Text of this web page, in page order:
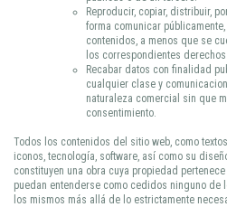
Reproducir, copiar, distribuir,
forma comunicar
contenidos, a menos que se
los correspondientes
Recabar datos con finalidad
cualquier clase y
naturaleza comercial sin que
consentimiento.
Todos los contenidos del sitio web, como
iconos, tecnología, software, así como su
constituyen una obra cuya propiedad pertenece
puedan entenderse como cedidos ninguno de
los mismos más allá de lo estrictamente